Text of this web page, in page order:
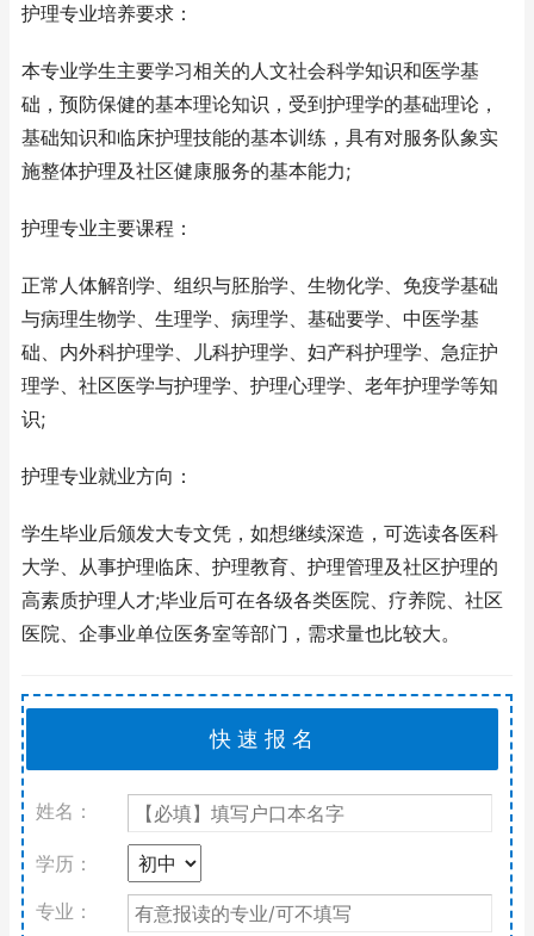
护理专业培养要求：
本专业学生主要学习相关的人文社会科学知识和医学基
础，预防保健的基本理论知识，受到护理学的基础理论，
基础知识和临床护理技能的基本训练，具有对服务队象实
施整体护理及社区健康服务的基本能力;
护理专业主要课程：
正常人体解剖学、组织与胚胎学、生物化学、免疫学基础
与病理生物学、生理学、病理学、基础要学、中医学基
础、内外科护理学、儿科护理学、妇产科护理学、急症护
理学、社区医学与护理学、护理心理学、老年护理学等知
识;
护理专业就业方向：
学生毕业后颁发大专文凭，如想继续深造，可选读各医科
大学、从事护理临床、护理教育、护理管理及社区护理的
高素质护理人才;毕业后可在各级各类医院、疗养院、社区
医院、企事业单位医务室等部门，需求量也比较大。
姓名：
学历：
专业：